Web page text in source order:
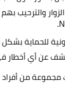
للحماية
عن أي أخطار
مجموعة من أفراد